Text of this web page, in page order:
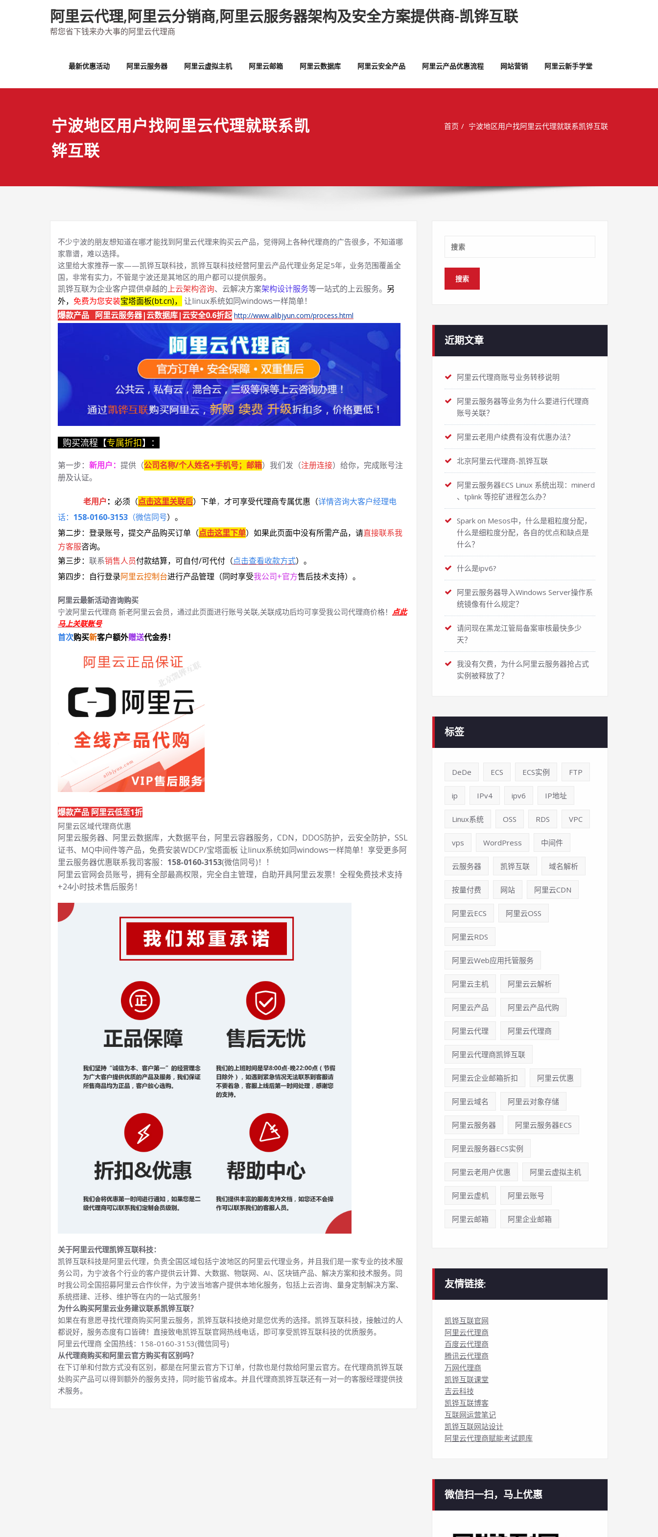
阿里云代理,阿里云分销商,阿里云服务器架构及安全方案提供商-凯铧互联
帮您省下钱来办大事的阿里云代理商
最新优惠活动 阿里云服务器 阿里云虚拟主机 阿里云邮箱 阿里云数据库 阿里云安全产品 阿里云产品优惠流程 网站营销 阿里云新手学堂
宁波地区用户找阿里云代理就联系凯
铧互联
首页 宁波地区用户找阿里云代理就联系凯铧互联
不少宁波的朋友想知道在哪才能找到阿里云代理来购买云产品，觉得网上各种代理商的广告很多，不知道哪
家靠谱，难以选择。
这里给大家推荐一家——凯铧互联科技，凯铧互联科技经营阿里云产品代理业务足足5年，业务范围覆盖全
国，非常有实力，不管是宁波还是其地区的用户都可以提供服务。
凯铧互联为企业客户提供卓越的上云架构咨询、云解决方案架构设计服务等一站式的上云服务。 另
外， 免费为您安装宝塔面板(bt.cn)，
让linux系统如同windows一样简单！
爆款产品 阿里云服务器|云数据库|云安全0.6折起 http://www.alibjyun.com/process.html
购买流程【专属折扣】：
第一步： 新用户： 提供（公司名称/个人姓名+手机号；邮箱）我们发（注册连接）给你，完成账号注
册及认证。
老用户： 必须 （点击这里关联后） 下单， 才可享受代理商专属优惠 （详情咨询大客户经理电
话： 158-0160-3153 （微信同号） 。
第二步：登录账号，提交产品购买订单（点击这里下单） 如果此页面中没有所需产品，请直接联系我
方客服咨询。
第三步： 联系销售人员付款结算，可自付/可代付（点击查看收款方式）。
第四步：自行登录阿里云控制台进行产品管理（同时享受我公司+官方售后技术支持）。
阿里云最新活动咨询购买
宁波阿里云代理商 新老阿里云会员，通过此页面进行账号关联,关联成功后均可享受我公司代理商价格！ 点此
马上关联账号
首次购买新客户额外赠送代金券！
爆款产品 阿里云低至1折
阿里云区域代理商优惠
阿里云服务器、阿里云数据库，大数据平台，阿里云容器服务，CDN，DDOS防护，云安全防护，SSL
证书、MQ中间件等产品，免费安装WDCP/宝塔面板 让linux系统如同windows一样简单！享受更多阿
里云服务器优惠联系我司客服： 158-0160-3153(微信同号)！！
阿里云官网会员账号，拥有全部最高权限，完全自主管理，自助开具阿里云发票！全程免费技术支持
+24小时技术售后服务！
关于阿里云代理凯铧互联科技：
凯铧互联科技是阿里云代理，负责全国区域包括宁波地区的阿里云代理业务，并且我们是一家专业的技术服
务公司，为宁波各个行业的客户提供云计算、大数据、物联网、AI、区块链产品、解决方案和技术服务。同
时我公司全国招募阿里云合作伙伴，为宁波当地客户提供本地化服务，包括上云咨询、量身定制解决方案、
系统搭建、迁移、维护等在内的一站式服务！
为什么购买阿里云业务建议联系凯铧互联？
如果在有意愿寻找代理商购买阿里云服务，凯铧互联科技绝对是您优秀的选择。凯铧互联科技，接触过的人
都说好，服务态度有口皆碑！直接致电凯铧互联官网热线电话，即可享受凯铧互联科技的优质服务。
阿里云代理商 全国热线：158-0160-3153(微信同号)
从代理商购买和阿里云官方购买有区别吗？
在下订单和付款方式没有区别，都是在阿里云官方下订单，付款也是付款给阿里云官方。在代理商凯铧互联
处购买产品可以得到额外的服务支持，同时能节省成本。并且代理商凯铧互联还有一对一的客服经理提供技
术服务。
近期文章
阿里云代理商账号业务转移说明
阿里云服务器等业务为什么要进行代理商
账号关联？
阿里云老用户续费有没有优惠办法？
北京阿里云代理商-凯铧互联
阿里云服务器ECS Linux 系统出现：minerd
、tplink 等挖矿进程怎么办？
Spark on Mesos中，什么是粗粒度分配，
什么是细粒度分配，各自的优点和缺点是
什么？
什么是ipv6?
阿里云服务器导入Windows Server操作系
统镜像有什么规定？
请问现在黑龙江管局备案审核最快多少
天？
我没有欠费，为什么阿里云服务器抢占式
实例被释放了？
标签
DeDe ECS ECS实例 FTP
ip IPv4 ipv6 IP地址
Linux系统 OSS RDS VPC
vps WordPress 中间件
云服务器 凯铧互联 域名解析
按量付费 网站 阿里云CDN
阿里云ECS 阿里云OSS
阿里云RDS
阿里云Web应用托管服务
阿里云主机 阿里云云解析
阿里云产品 阿里云产品代购
阿里云代理 阿里云代理商
阿里云代理商凯铧互联
阿里云企业邮箱折扣 阿里云优惠
阿里云域名 阿里云对象存储
阿里云服务器 阿里云服务器ECS
阿里云服务器ECS实例
阿里云老用户优惠 阿里云虚拟主机
阿里云虚机 阿里云账号
阿里云邮箱 阿里企业邮箱
友情链接:
凯铧互联官网
阿里云代理商
百度云代理商
腾讯云代理商
万网代理商
凯铧互联课堂
吉云科技
凯铧互联博客
互联网运营笔记
凯铧互联网站设计
阿里云代理商赋能考试题库
微信扫一扫，马上优惠